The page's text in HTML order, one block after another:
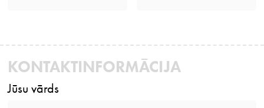
KONTAKTINFORMĀCIJA
Jūsu vārds